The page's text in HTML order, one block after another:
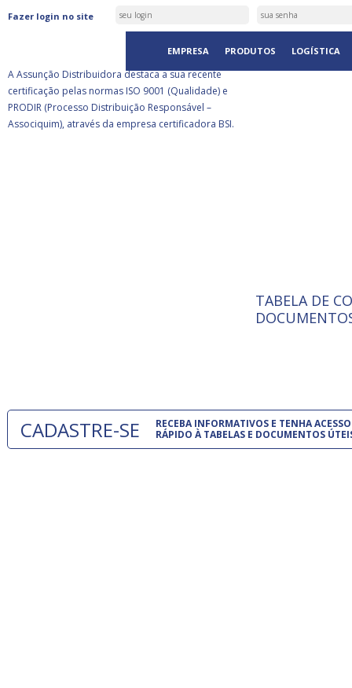
Fazer login no site
EMPRESA PRODUTOS LOGÍSTICA
ASSUNÇÃO DISTRIBUIDORA É
CERTIFICADA PELA BSI
A Assunção Distribuidora destaca a sua recente
certificação pelas normas ISO 9001 (Qualidade) e
PRODIR (Processo Distribuição Responsável –
Associquim), através da empresa certificadora BSI.
ISO 9001:
A
TABELA DE
CADASTRE-SE
RECEBA INFORMATIVOS E TENHA ACESSO
RÁPIDO À TABELAS E DOCUMENTOS